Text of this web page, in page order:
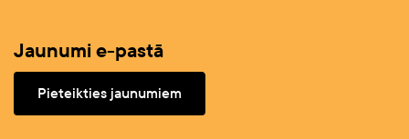
Jaunumi e-pastā
Pieteikties jaunumiem